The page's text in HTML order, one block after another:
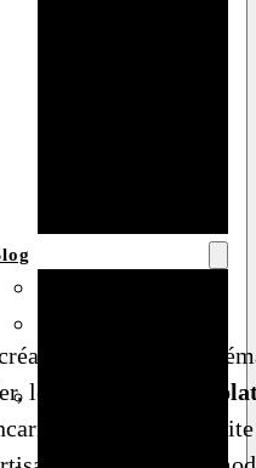
les plus
les
marque-pages
la fusion